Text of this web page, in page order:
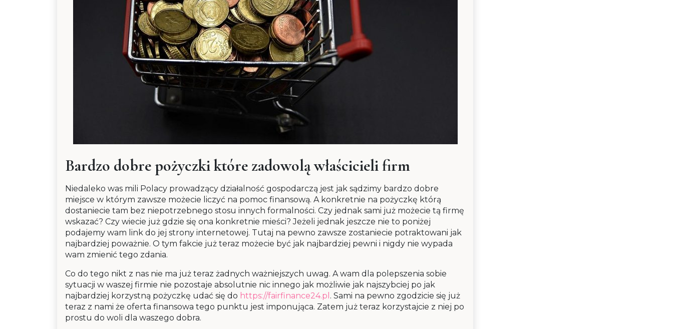
Bardzo dobre pożyczki które zadowolą właścicieli firm
Niedaleko was mili Polacy prowadzący działalność gospodarczą jest jak sądzimy bardzo dobre
miejsce w którym zawsze możecie liczyć na pomoc finansową. A konkretnie na pożyczkę którą
dostaniecie tam bez niepotrzebnego stosu innych formalności. Czy jednak sami już możecie tą firmę
wskazać? Czy wiecie już gdzie się ona konkretnie mieści? Jeżeli jednak jeszcze nie to poniżej
podajemy wam link do jej strony internetowej. Tutaj na pewno zawsze zostaniecie potraktowani jak
najbardziej poważnie. O tym fakcie już teraz możecie być jak najbardziej pewni i nigdy nie wypada
wam zmienić tego zdania.
Co do tego nikt z nas nie ma już teraz żadnych ważniejszych uwag. A wam dla polepszenia sobie
sytuacji w waszej firmie nie pozostaje absolutnie nic innego jak możliwie jak najszybciej po jak
najbardziej korzystną pożyczkę udać się do https://fairfinance24.pl . Sami na pewno zgodzicie się już
teraz z nami że oferta finansowa tego punktu jest imponująca. Zatem już teraz korzystajcie z niej po
prostu do woli dla waszego dobra.